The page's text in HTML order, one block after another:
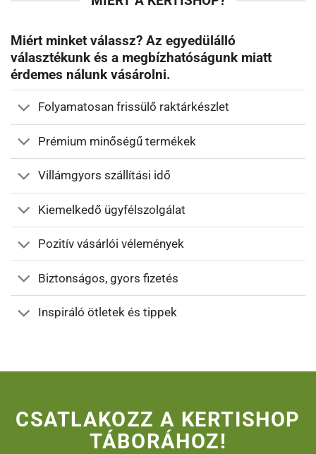
Miért minket válassz? Az egyedülálló
választékunk és a megbízhatóságunk miatt
érdemes nálunk vásárolni.
Folyamatosan frissülő raktárkészlet
Prémium minőségű termékek
Villámgyors szállítási idő
Kiemelkedő ügyfélszolgálat
Pozitív vásárlói vélemények
Biztonságos, gyors fizetés
Inspiráló ötletek és tippek
CSATLAKOZZ A KERTISHOP
TÁBORÁHOZ!